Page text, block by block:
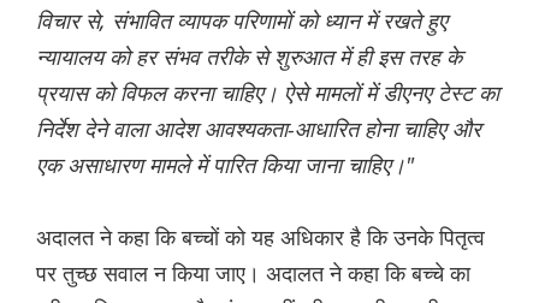
विचार से, संभावित व्यापक परिणामों को ध्यान में रखते हुए
न्यायालय को हर संभव तरीके से शुरुआत में ही इस तरह के
प्रयास को विफल करना चाहिए। ऐसे मामलों में डीएनए टेस्ट का
निर्देश देने वाला आदेश आवश्यकता-आधारित होना चाहिए और
एक असाधारण मामले में पारित किया जाना चाहिए।"
अदालत ने कहा कि बच्चों को यह अधिकार है कि उनके पितृत्व
पर तुच्छ सवाल न किया जाए। अदालत ने कहा कि बच्चे का